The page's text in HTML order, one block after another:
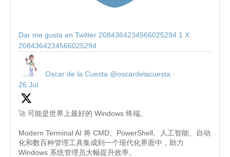
Dar me gusta en Twitter 2084364234566025294 1 X
2084364234566025294
Oscar de la Cuesta @oscardelacuesta ·
26 Jul
🚀 可能是世界上最好的 Windows 终端。
Modern Terminal AI 将 CMD、PowerShell、人工智能、自动
化和数百种管理工具集成到一个现代化界面中，助力
Windows 系统管理员大幅提升效率。